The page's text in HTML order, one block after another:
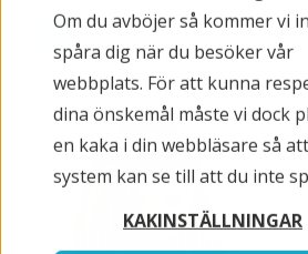
Om du avböjer så kommer vi
spåra dig när du besöker vår
webbplats. För att kunna
dina önskemål måste vi dock
en kaka i din webbläsare så
system kan se till att du inte
KAKINSTÄLLNINGAR
Protected:
Här kan du som deltar i